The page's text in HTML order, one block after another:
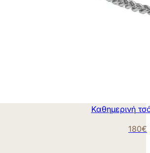
Καθημερινή
180€